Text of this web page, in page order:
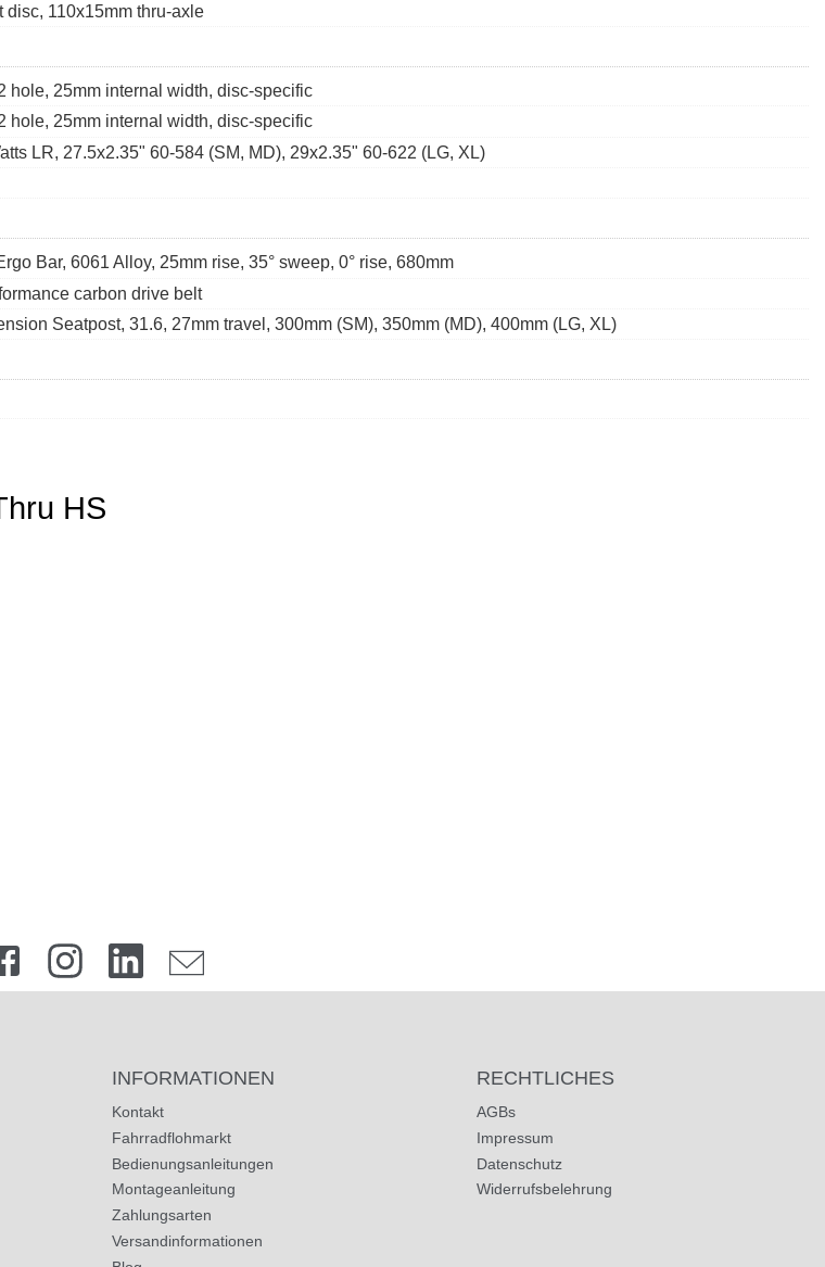
disc, 110x15mm thru-axle
hole, 25mm internal width, disc-specific
hole, 25mm internal width, disc-specific
LR, 27.5x2.35" 60-584 (SM, MD), 29x2.35" 60-622 (LG, XL)
Bar, 6061 Alloy, 25mm rise, 35° sweep, 0° rise, 680mm
carbon drive belt
Seatpost, 31.6, 27mm travel, 300mm (SM), 350mm (MD), 400mm (LG, XL)
HS
INFORMATIONEN
Kontakt
Fahrradflohmarkt
Bedienungsanleitungen
Montageanleitung
Zahlungsarten
Versandinformationen
RECHTLICHES
AGBs
Impressum
Datenschutz
Widerrufsbelehrung